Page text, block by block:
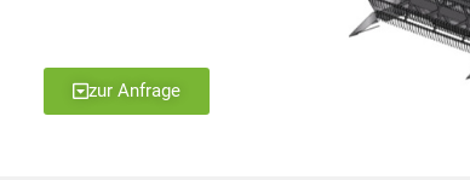
zur Anfrage